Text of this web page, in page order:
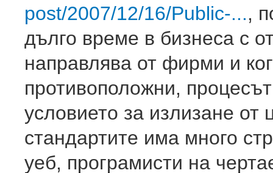
post/2007/12/16/Public-...,
дълго време в бизнеса с
направлява от фирми и
противоположни,
условието за излизане
стандартите има много
уеб, програмисти на